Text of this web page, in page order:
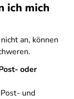
ich mich
an, können
oder
und